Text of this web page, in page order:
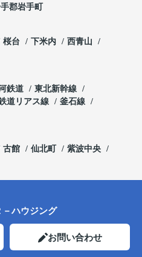
郡岩手町
桜台 下米内
西青山
鉄道
東北新幹線
道リアス線
釜石線
古館 仙北町
紫波中央
ハウジング
お問い合わせ